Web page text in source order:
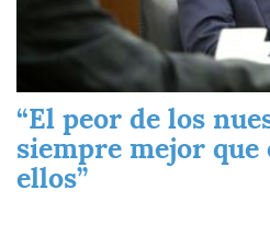
“El peor de los
siempre mejor que
ellos”